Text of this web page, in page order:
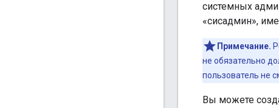
системных
«сисадмин»,
Примечание.
не обязательно
пользователь не
Вы можете